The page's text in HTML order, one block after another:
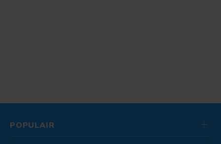
POPULAIR